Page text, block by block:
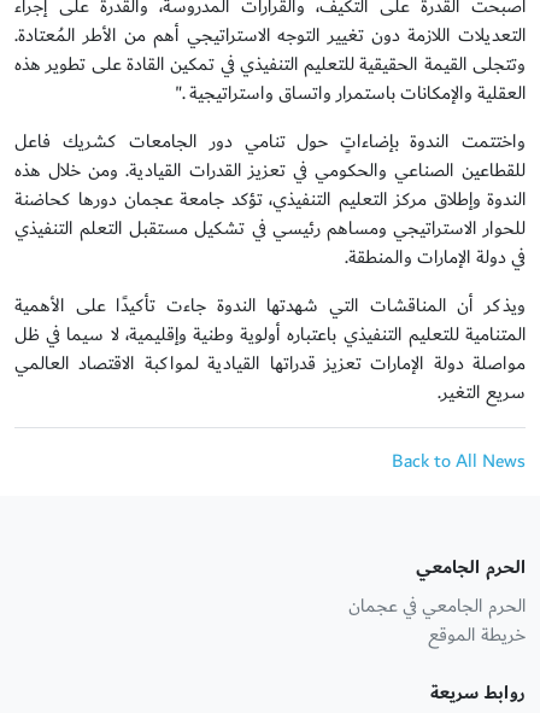
التعديلات اللازمة دون تغيير التوجه الاستراتيجي أهم من الأطر المُعتادة.
وتتجلى القيمة الحقيقية للتعليم التنفيذي في تمكين القادة على تطوير هذه
العقلية والإمكانات باستمرار واتساق واستراتيجية ."
واختتمت الندوة بإضاءاتٍ حول تنامي دور الجامعات كشريك فاعل
للقطاعين الصناعي والحكومي في تعزيز القدرات القيادية. ومن خلال هذه
الندوة وإطلاق مركز التعليم التنفيذي، تؤكد جامعة عجمان دورها كحاضنة
للحوار الاستراتيجي ومساهم رئيسي في تشكيل مستقبل التعلم التنفيذي
في دولة الإمارات والمنطقة.
ويذكر أن المناقشات التي شهدتها الندوة جاءت تأكيدًا على الأهمية
المتنامية للتعليم التنفيذي باعتباره أولوية وطنية وإقليمية، لا سيما في ظل
مواصلة دولة الإمارات تعزيز قدراتها القيادية لمواكبة الاقتصاد العالمي
سريع التغير.
Back to All News
الحرم الجامعي
الحرم الجامعي في عجمان
خريطة الموقع
روابط سريعة